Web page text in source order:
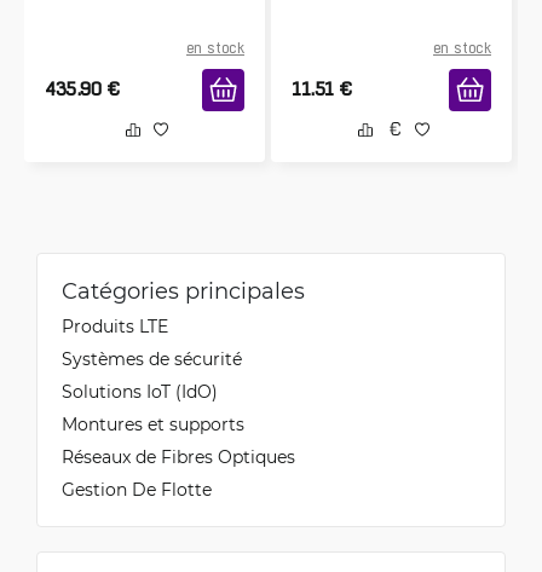
en stock
435.90 €
en stock
11.51 €
Catégories principales
Produits LTE
Systèmes de sécurité
Solutions IoT (IdO)
Montures et supports
Réseaux de Fibres Optiques
Gestion De Flotte